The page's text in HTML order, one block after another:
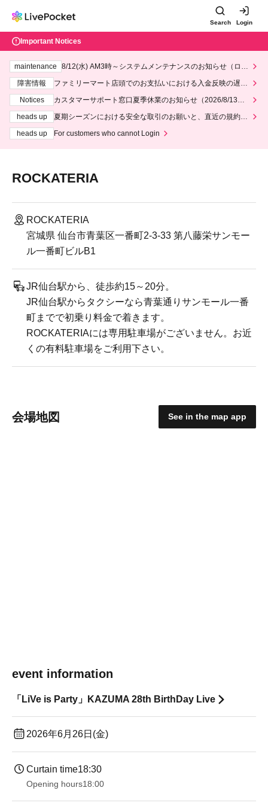
Search Login
Important Notices
maintenance
8/12(水) AM3時～システムメンテナンスのお知らせ（ロー
障害情報
ファミリーマート店頭でのお支払いにおける入金反映の遅延
Notices
カスタマーサポート窓口夏季休業のお知らせ（2026/8/13～2
heads up
夏期シーズンにおける安全な取引のお願いと、直近の規約違
heads up
For customers who cannot Login
ROCKATERIA
ROCKATERIA
宮城県 仙台市青葉区一番町2-3-33 第八藤栄サンモー
ル一番町ビルB1
JR仙台駅から、徒歩約15～20分。
JR仙台駅からタクシーなら青葉通りサンモール一番
町までで初乗り料金で着きます。
ROCKATERIAには専用駐車場がございません。お近
くの有料駐車場をご利用下さい。
会場地図 See in the map app
event information
「LiVe is Party」KAZUMA 28th BirthDay Live
2026年6月26日(金)
Curtain time18:30
Opening hours18:00